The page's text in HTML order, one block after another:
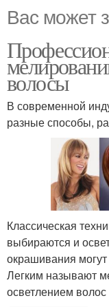
Вас может
волосы
В современной
разные способы,
Классическая
выбираются и
окрашивания
Легким называют
осветлением волос